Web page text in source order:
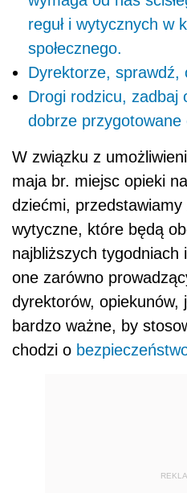
reguł i wytycznych w
społecznego.
Dyrektorze, sprawdź,
Drogi rodzicu, zadbaj
dobrze przygotowane
W związku z
maja br. miejsc opieki
dziećmi, przedstawiamy
wytyczne, które będą
najbliższych tygodniach
one zarówno
dyrektorów, opiekunów,
bardzo ważne, by
chodzi o